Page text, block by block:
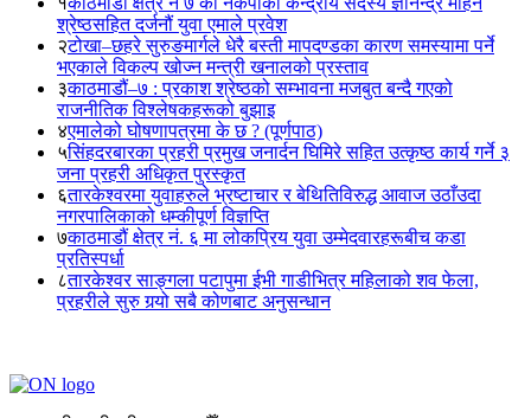
श्रेष्ठसहित दर्जनौं युवा एमाले प्रवेश
२टोखा–छहरे सुरुङमार्गले धेरै बस्ती मापदण्डका कारण समस्यामा पर्ने
भएकाले विकल्प खोज्न मन्त्री खनालको प्रस्ताव
३काठमाडौं–७ : प्रकाश श्रेष्ठको सम्भावना मजबुत बन्दै गएको
राजनीतिक विश्लेषकहरूको बुझाइ
४एमालेको घोषणापत्रमा के छ ? (पूर्णपाठ)
५सिंहदरबारका प्रहरी प्रमुख जनार्दन घिमिरे सहित उत्कृष्ठ कार्य गर्ने ३
जना प्रहरी अधिकृत पुरस्कृत
६तारकेश्वरमा युवाहरुले भ्रष्टाचार र बेथितिविरुद्ध आवाज उठाँउदा
नगरपालिकाको धम्कीपूर्ण विज्ञप्ति
७काठमाडौं क्षेत्र नं. ६ मा लोकप्रिय युवा उम्मेदवारहरूबीच कडा
प्रतिस्पर्धा
८तारकेश्वर साङ्गला पटापुमा ईभी गाडीभित्र महिलाको शव फेला,
प्रहरीले सुरु गर्‍यो सबै कोणबाट अनुसन्धान